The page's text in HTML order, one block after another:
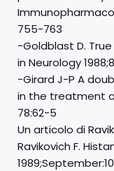
755-763
-Goldblast D.
in Neurology
-Girard J-P A
in the treatment
78:62-5
Un articolo di
Ravikovich F.